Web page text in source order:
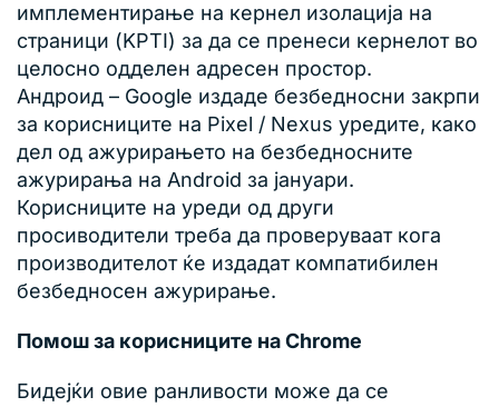
имплементирање на кернел изолација на
страници (KPTI) за да се пренеси кернелот во
целосно одделен адресен простор.
Андроид – Google издаде безбедносни закрпи
за корисниците на Pixel / Nexus уредите, како
дел од ажурирањето на безбедносните
ажурирања на Android за јануари.
Корисниците на уреди од други
просиводители треба да проверуваат кога
производителот ќе издадат компатибилен
безбедносен ажурирање.
Помош за корисниците на Chrome
Бидејќи овие ранливости може да се